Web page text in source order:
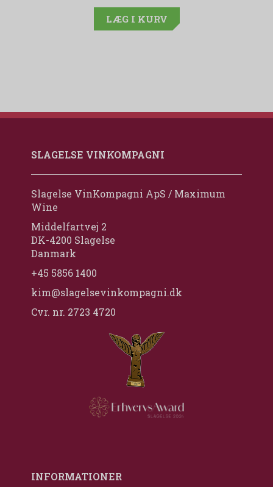
LÆG I KURV
SLAGELSE VINKOMPAGNI
Slagelse VinKompagni ApS / Maximum
Wine
Middelfartvej 2
DK-4200 Slagelse
Danmark
+45 5856 1400
kim@slagelsevinkompagni.dk
Cvr. nr. 2723 4720
INFORMATIONER